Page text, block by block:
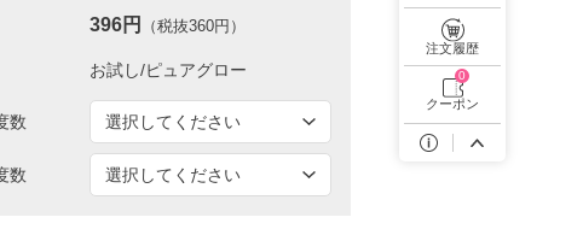
396円 （税抜360円）
数
数
注文履歴
0
クーポン
見る
乱視用カラコン 1day商品一覧を見る
カラコン・サークルレンズ 2week商品一覧を見る
カラコン・サークルレンズ 1month商品一覧を見る
見る 乱視用カラコン 1day商品一覧を見る
クリアコンタクトレンズ 2week 商品一覧を見る
乱視用カラコン 1day商品一覧を見る
乱視用カラコン 1month商品一覧を見る